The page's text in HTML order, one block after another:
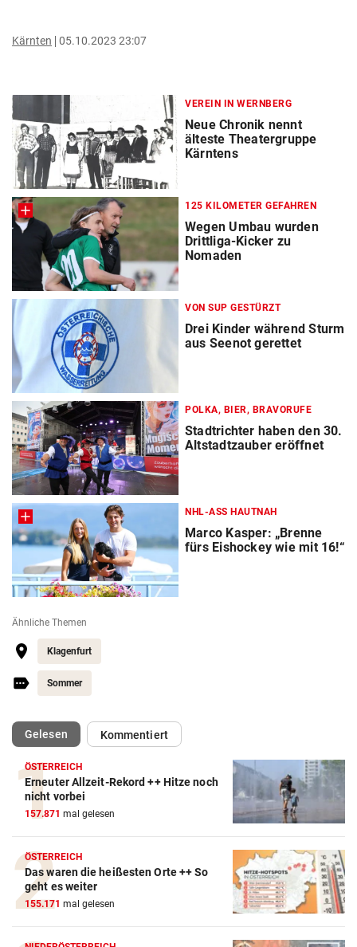
Kärnten 05.10.2023 23:07
VEREIN IN WERNBERG
Neue Chronik nennt
älteste Theatergruppe
Kärntens
125 KILOMETER GEFAHREN
Wegen Umbau wurden
Drittliga-Kicker zu
Nomaden
VON SUP GESTÜRZT
Drei Kinder während Sturm
aus Seenot gerettet
POLKA, BIER, BRAVORUFE
Stadtrichter haben den 30.
Altstadtzauber eröffnet
NHL-ASS HAUTNAH
Marco Kasper: „Brenne
fürs Eishockey wie mit 16!“
Ähnliche Themen
Klagenfurt
Sommer
Gelesen(ausgewählt)Kommentiert
ÖSTERREICH
Erneuter Allzeit-Rekord ++ Hitze noch
nicht vorbei
157.871 mal gelesen
ÖSTERREICH
Das waren die heißesten Orte ++ So
geht es weiter
155.171 mal gelesen